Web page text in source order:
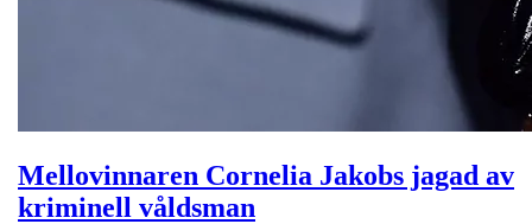
Mellovinnaren Cornelia Jakobs jagad av
kriminell våldsman